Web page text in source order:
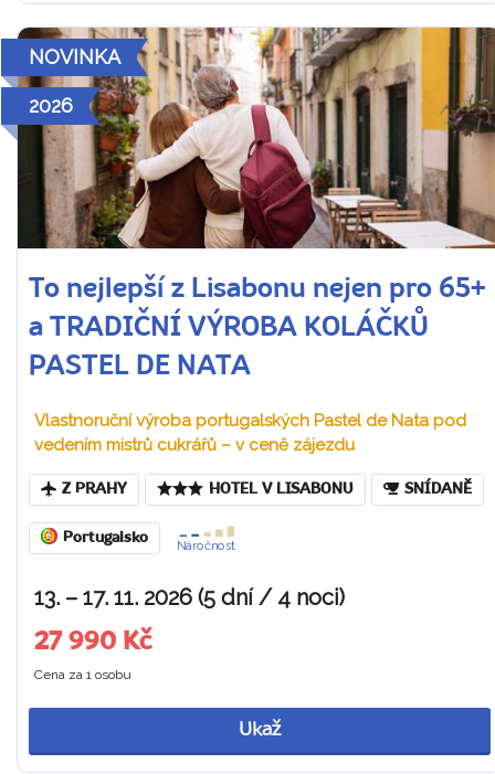
NOVINKA
2026
To nejlepší z Lisabonu nejen pro 65+
a TRADIČNÍ VÝROBA KOLÁČKŮ
PASTEL DE NATA
Vlastnoruční výroba portugalských Pastel de Nata pod
vedením mistrů cukrářů – v ceně zájezdu
Z PRAHY HOTEL V LISABONU SNÍDANĚ
Portugalsko
Náročnost
13. – 17. 11. 2026 (5 dní / 4 noci)
27 990 Kč
Cena za 1 osobu
Ukaž